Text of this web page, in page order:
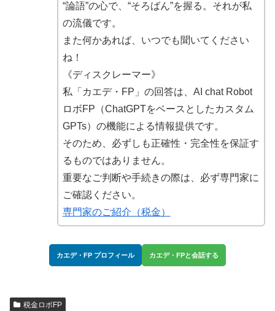
“論語”の心で、“そろばん”を握る。それが私
の流儀です。
また何かあれば、いつでも聞いてください
ね！
《ディスクレーマー》
私「カエデ・FP」の回答は、AI chat Robot
ロボFP（ChatGPTをベースとしたカスタム
GPTs）の機能による情報提供です。
そのため、必ずしも正確性・完全性を保証す
るものではありません。
重要なご判断や手続きの際は、必ず専門家に
ご確認ください。
専門家のご紹介（税金）
カエデ・FP プロフィール カエデ・FPと会話する
税金ロボFP